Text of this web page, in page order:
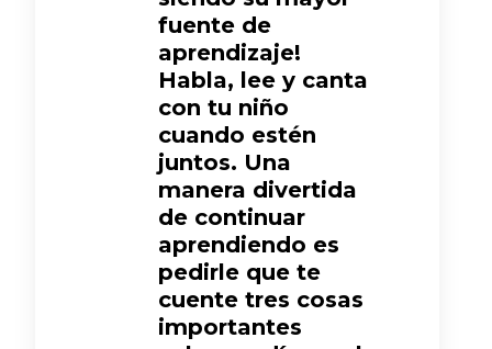
fuente de
aprendizaje!
Habla, lee y canta
con tu niño
cuando estén
juntos. Una
manera divertida
de continuar
aprendiendo es
pedirle que te
cuente tres cosas
importantes